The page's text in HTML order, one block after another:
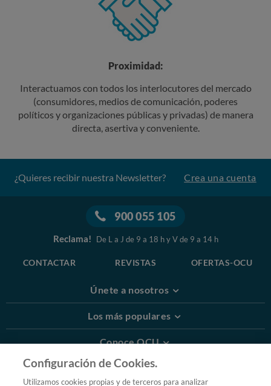
Proximidad:
Interactuamos con todos los interlocutores del mercado
(consumidores, medios de comunicación, poderes
políticos y organizaciones públicas y privadas) de manera
directa, asertiva y conveniente.
¿Quieres recibir nuestra Newsletter? Crea una cuenta
900 055 105
Reclama! De L a J de 9 a 18 h y V de 9 a 14 h
CONTACTAR REVISTAS OFERTAS-OCU
Únete a nosotros
Los más populares
Conoce OCU
Más Información
Configuración de Cookies.
Utilizamos cookies propias y de terceros para analizar